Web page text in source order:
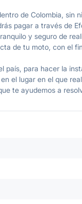
de Colombia, sin
pagar a través de
y seguro de
de tu moto, con el
para hacer la
el lugar en el que
te ayudemos a